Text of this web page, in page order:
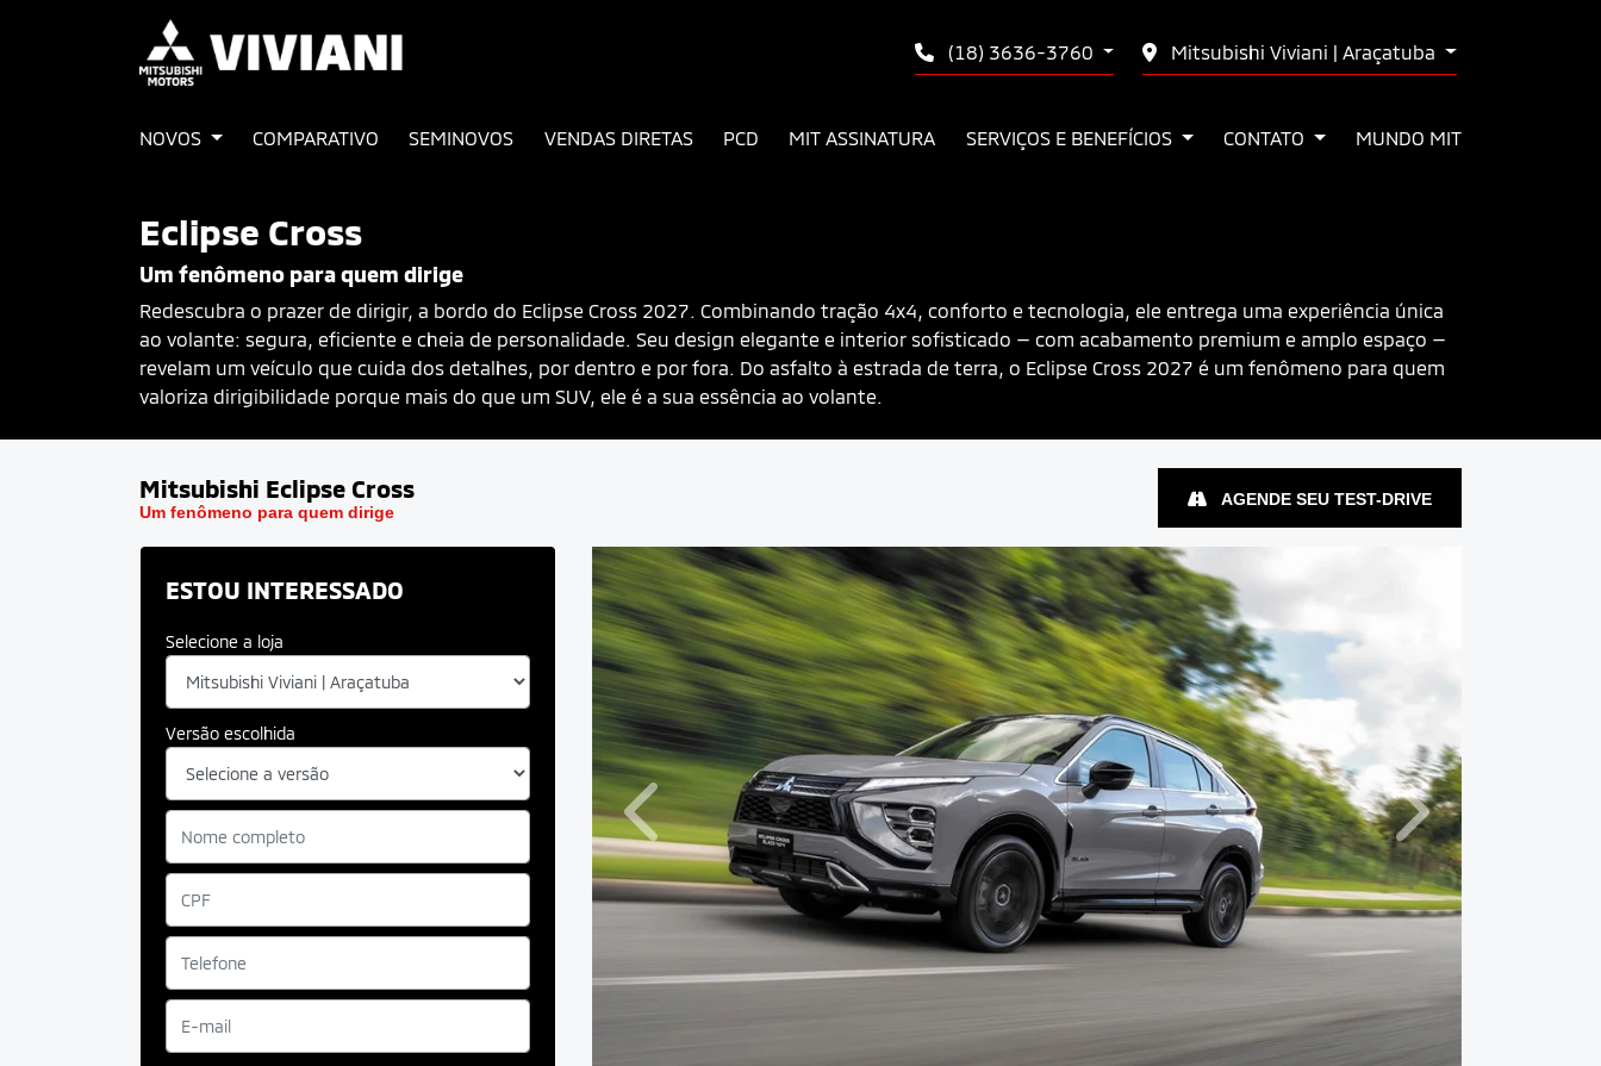
(18) 3636-3760 Mitsubishi Viviani | Araçatuba
NOVOS COMPARATIVO SEMINOVOS VENDAS DIRETAS PCD MIT ASSINATURA SERVIÇOS E BENEFÍCIOS CONTATO MUNDO MIT
Eclipse Cross
Um fenômeno para quem dirige
Redescubra o prazer de dirigir, a bordo do Eclipse Cross 2027. Combinando tração 4x4, conforto e tecnologia, ele entrega uma experiência única
ao volante: segura, eficiente e cheia de personalidade. Seu design elegante e interior sofisticado — com acabamento premium e amplo espaço —
revelam um veículo que cuida dos detalhes, por dentro e por fora. Do asfalto à estrada de terra, o Eclipse Cross 2027 é um fenômeno para quem
valoriza dirigibilidade porque mais do que um SUV, ele é a sua essência ao volante.
Mitsubishi Eclipse Cross
Um fenômeno para quem dirige
AGENDE SEU TEST-DRIVE
ESTOU INTERESSADO
Selecione a loja
Versão escolhida
Anterior Próximo